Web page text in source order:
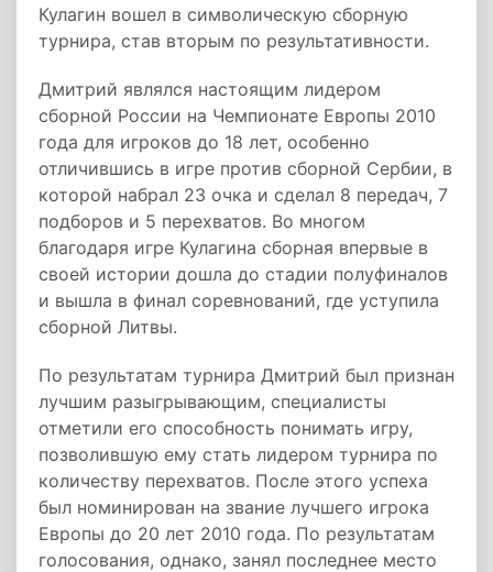
Кулагин вошел в символическую сборную
турнира, став вторым по результативности.
Дмитрий являлся настоящим лидером
сборной России на Чемпионате Европы 2010
года для игроков до 18 лет, особенно
отличившись в игре против сборной Сербии, в
которой набрал 23 очка и сделал 8 передач, 7
подборов и 5 перехватов. Во многом
благодаря игре Кулагина сборная впервые в
своей истории дошла до стадии полуфиналов
и вышла в финал соревнований, где уступила
сборной Литвы.
По результатам турнира Дмитрий был признан
лучшим разыгрывающим, специалисты
отметили его способность понимать игру,
позволившую ему стать лидером турнира по
количеству перехватов. После этого успеха
был номинирован на звание лучшего игрока
Европы до 20 лет 2010 года. По результатам
голосования, однако, занял последнее место